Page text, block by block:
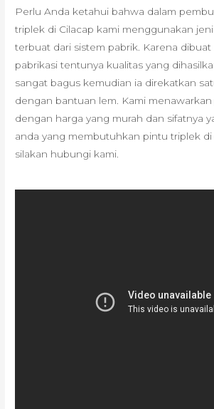
Perlu Anda ketahui bahwa dalam
triplek di Cilacap kami menggunakan
terbuat dari sistem pabrik. Karena dibuat
pabrikasi tentunya kualitas yang
sangat bagus kemudian ia direkatkan
dengan bantuan lem. Kami
dengan harga yang murah dan sifatnya
anda yang membutuhkan pintu triplek di
silakan hubungi kami.